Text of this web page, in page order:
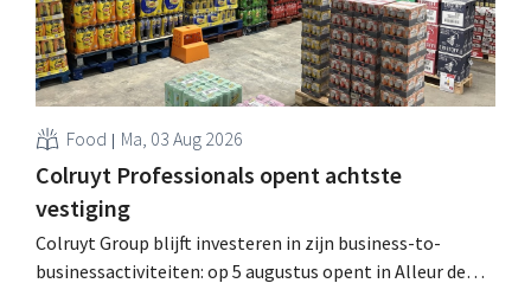
Food Ma, 03 Aug 2026
Colruyt Professionals opent achtste
vestiging
Colruyt Group blijft investeren in zijn business-to-
businessactiviteiten: op 5 augustus opent in Alleur de